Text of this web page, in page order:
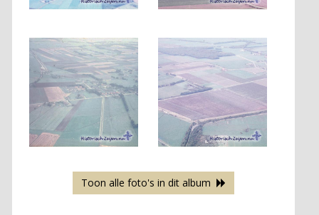
Toon alle foto's in dit album